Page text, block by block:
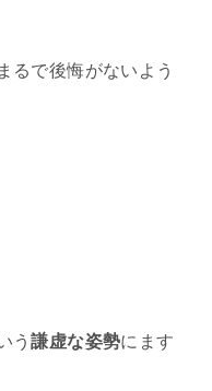
るで後悔がないよう
う謙虚な姿勢にます